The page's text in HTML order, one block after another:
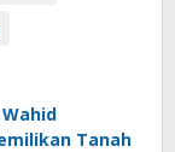
Tanah